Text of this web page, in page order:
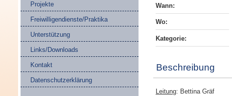
Projekte
Freiwilligendienste/Praktika
Unterstützung
Links/Downloads
Kontakt
Datenschutzerklärung
Wann:
Wo:
Kategorie:
Beschreibung
Leitung: Bettina Gräf